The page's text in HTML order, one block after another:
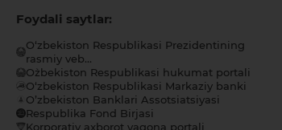
Foydali saytlar:
O‘zbekiston Respublikasi Prezidentining
rasmiy veb...
O`zbekiston Respublikasi hukumat portali
O‘zbekiston Respublikasi Markaziy banki
O’zbekiston Banklari Assotsiatsiyasi
Respublika Fond Birjasi
Korporativ axborot yagona portali